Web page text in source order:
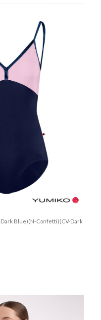
Blue)(N-Confetti)(CV-Dark